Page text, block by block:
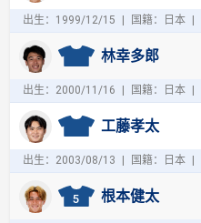
出生：1999/12/15 国籍：日本
林幸多郎
出生：2000/11/16 国籍：日本
工藤孝太
出生：2003/08/13 国籍：日本
5 根本健太